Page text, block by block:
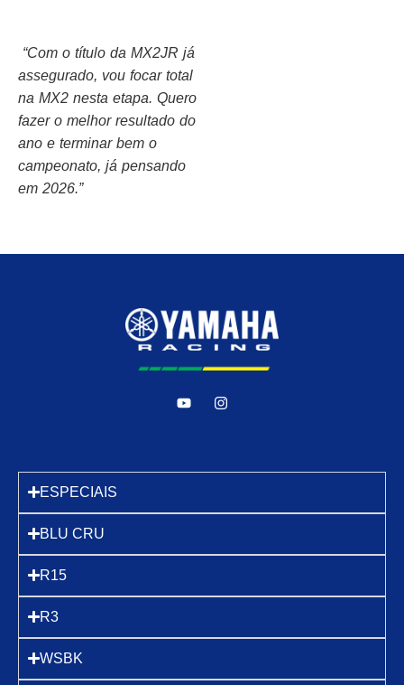
“Com o título da MX2JR já
assegurado, vou focar total
na MX2 nesta etapa. Quero
fazer o melhor resultado do
ano e terminar bem o
campeonato, já pensando
em 2026.”
ESPECIAIS
BLU CRU
R15
R3
WSBK